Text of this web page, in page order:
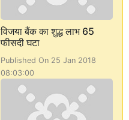
विजया बैंक का शुद्ध लाभ 65
फीसदी घटा
Published On 25 Jan 2018
08:03:00